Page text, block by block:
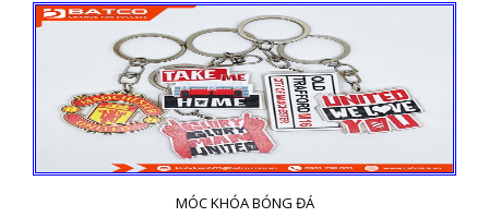
MÓC KHÓA BÓNG ĐÁ